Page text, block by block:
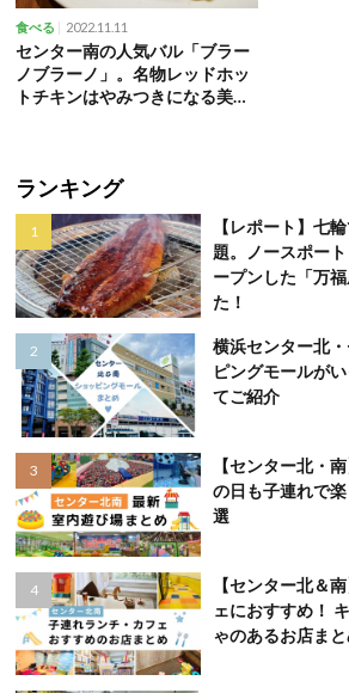
食べる 2022.11.11
センター南の人気バル「ブラー
ノブラーノ」。名物レッドホッ
トチキンはやみつきになる美味
ランキング
【レポート】七
題。ノースポー
ープンした「万
た！
横浜センター北
ピングモールが
てご紹介
【センター北・
の日も子連れで
選
【センター北＆
ェにおすすめ！
ゃのあるお店ま